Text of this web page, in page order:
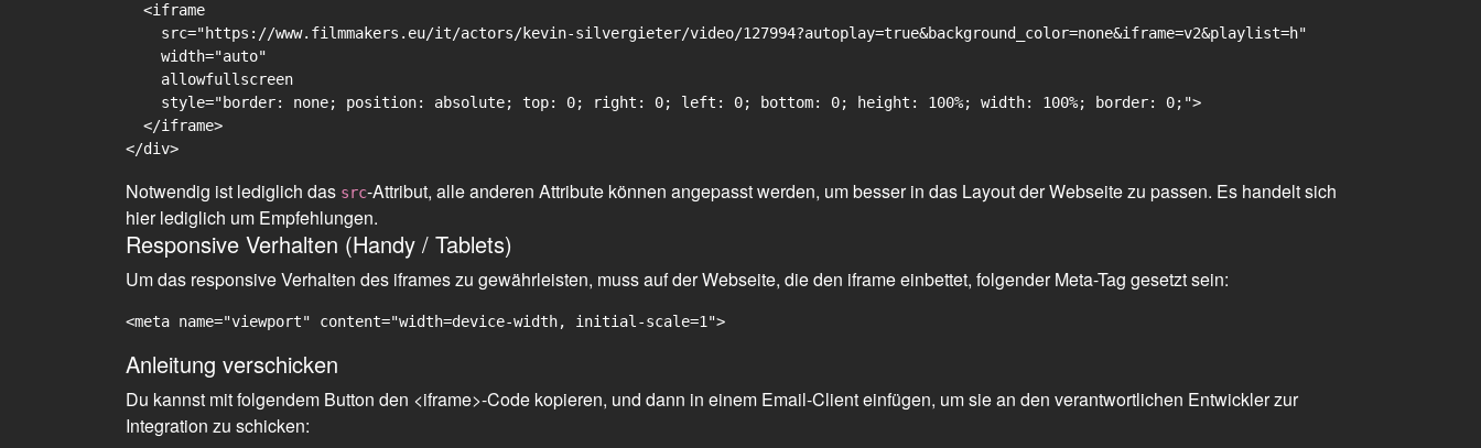
  <iframe
    src="https://www.filmmakers.eu/it/actors/kevin-silvergieter/video/127994?autoplay=true&background_color=none&iframe=v2&playlist=h"
    width="auto"
    allowfullscreen
    style="border: none; position: absolute; top: 0; right: 0; left: 0; bottom: 0; height: 100%; width: 100%; border: 0;">
  </iframe>
Notwendig ist lediglich das src-Attribut, alle anderen Attribute können angepasst werden, um besser in das Layout der Webseite zu passen. Es handelt sich
hier lediglich um Empfehlungen.
Responsive Verhalten (Handy / Tablets)
Um das responsive Verhalten des iframes zu gewährleisten, muss auf der Webseite, die den iframe einbettet, folgender Meta-Tag gesetzt sein:
<meta name="viewport" content="width=device-width, initial-scale=1">
Anleitung verschicken
Du kannst mit folgendem Button den <iframe>-Code kopieren, und dann in einem Email-Client einfügen, um sie an den verantwortlichen Entwickler zur
Integration zu schicken: